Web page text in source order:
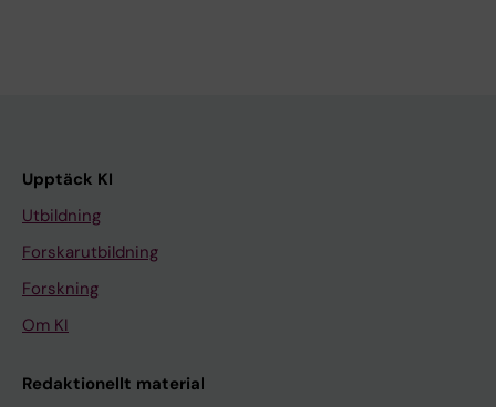
Upptäck KI
Utbildning
Forskarutbildning
Forskning
Om KI
Redaktionellt material